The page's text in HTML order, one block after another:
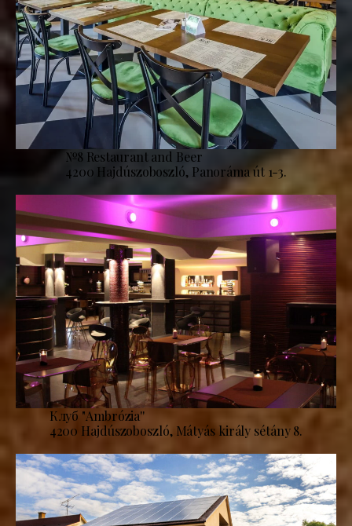
№8 Restaurant and Beer
4200 Hajdúszoboszló, Panoráma út 1-3.
Клуб "Ambrózia''
4200 Hajdúszoboszló, Mátyás király sétány 8.